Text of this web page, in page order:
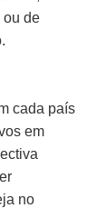
ou de
cada país
em
no